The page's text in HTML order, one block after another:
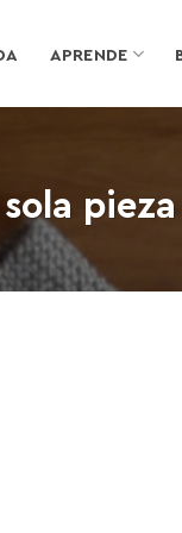
APRENDE
pieza